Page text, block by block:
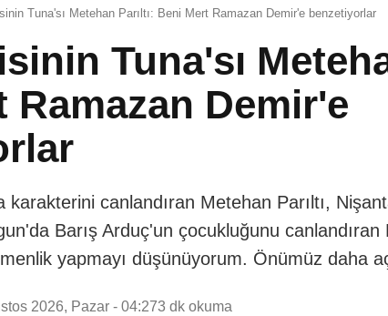
Tuna'sı Metehan Parıltı: Beni Mert Ramazan Demir'e benzetiyorlar
Tuna'sı
Ramazan Demir'e
canlandıran Metehan Parıltı,
Barış Arduç'un çocukluğunu canlandıran
yapmayı düşünüyorum. Önümüz daha
2026, Pazar - 04:273 dk okuma